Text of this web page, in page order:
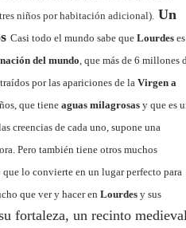
niños por habitación adicional). Un
Casi todo el mundo sabe que Lourdes es
del mundo , que más de 6 millones
por las apariciones de la Virgen a
que tieneaguas milagrosas y que es
creencias de cada uno, supone una
Pero también tiene otros muchos
lo convierte en un lugar perfecto para
que ver y hacer en Lourdes y sus
fortaleza, un recinto